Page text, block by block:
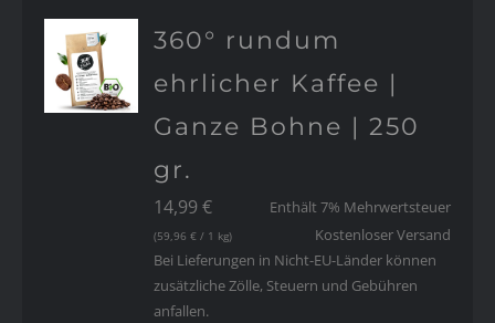
360° rundum
ehrlicher Kaffee |
Ganze Bohne | 250
gr.
14,99€ Enthält 7% Mehrwertsteuer
(59,96€ / 1 kg)
Kostenloser Versand
Bei Lieferungen in Nicht-EU-Länder können
zusätzliche Zölle, Steuern und Gebühren
anfallen.